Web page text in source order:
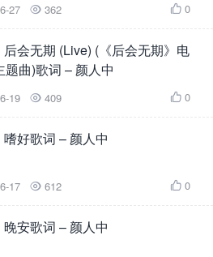
27  362  0
后会无期 (Live) (《后会无期》电
题曲)歌词 – 颜人中
19  409  0
嗜好歌词 – 颜人中
17  612  0
晚安歌词 – 颜人中